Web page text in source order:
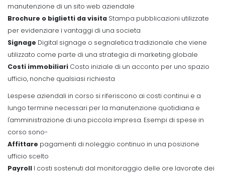
manutenzione di un sito web aziendale
Brochure o biglietti da visita Stampa pubblicazioni utilizzate
per evidenziare i vantaggi di una societa
Signage Digital signage o segnaletica tradizionale che viene
utilizzato come parte di una strategia di marketing globale
Costi immobiliari Costo iniziale di un acconto per uno spazio
ufficio, nonche qualsiasi richiesta
Lespese aziendali in corso si riferiscono ai costi continui e a
lungo termine necessari per la manutenzione quotidiana e
l'amministrazione di una piccola impresa. Esempi di spese in
corso sono-
Affittare pagamenti di noleggio continuo in una posizione
ufficio scelto
Payroll I costi sostenuti dal monitoraggio delle ore lavorate dei